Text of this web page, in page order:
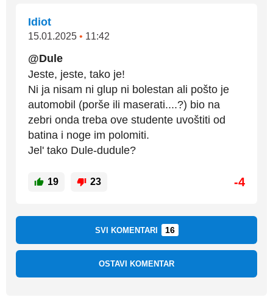
Idiot
15.01.2025 • 11:42
@Dule
Jeste, jeste, tako je!
Ni ja nisam ni glup ni bolestan ali pošto je
automobil (porše ili maserati....?) bio na
zebri onda treba ove studente uvoštiti od
batina i noge im polomiti.
Jel' tako Dule-dudule?
19 23 -4
SVI KOMENTARI 16
OSTAVI KOMENTAR